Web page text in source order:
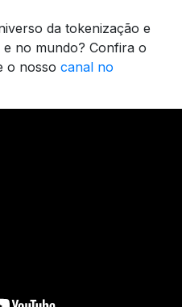
da tokenização e
no mundo? Confira o
o nosso canal no